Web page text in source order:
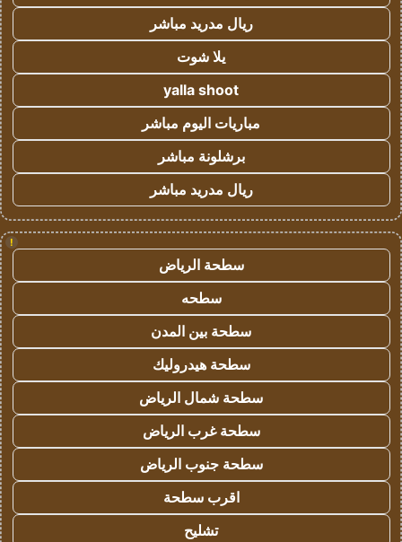
ريال مدريد مباشر
يلا شوت
yalla shoot
مباريات اليوم مباشر
برشلونة مباشر
ريال مدريد مباشر
!
سطحة الرياض
سطحه
سطحة بين المدن
سطحة هيدروليك
سطحة شمال الرياض
سطحة غرب الرياض
سطحة جنوب الرياض
اقرب سطحة
تشليح